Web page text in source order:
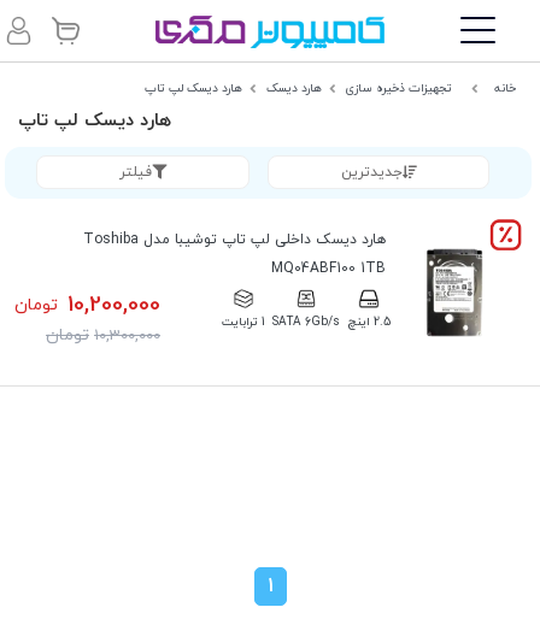
خانه تجهیزات ذخیره سازی هارد دیسک هارد دیسک لپ تاپ
هارد دیسک لپ تاپ
جدیدترین فیلتر
هارد دیسک داخلی لپ تاپ توشیبا مدل Toshiba
MQ04ABF100 1TB
2.5 اینچ SATA 6Gb/s 1 ترابایت
تومان 10,200,000
تومان 10,300,000
1